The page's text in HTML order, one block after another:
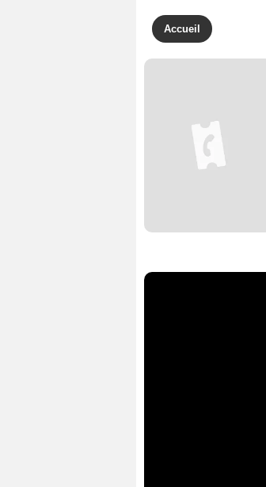
Accueil